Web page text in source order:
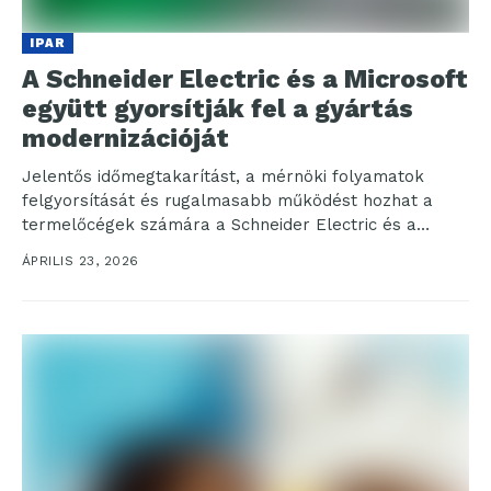
IPAR
A Schneider Electric és a Microsoft
együtt gyorsítják fel a gyártás
modernizációját
Jelentős időmegtakarítást, a mérnöki folyamatok
felgyorsítását és rugalmasabb működést hozhat a
termelőcégek számára a Schneider Electric és a
Microsoft együttműködése. A két vállalat...
ÁPRILIS 23, 2026